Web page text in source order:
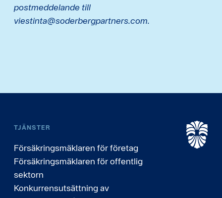
postmeddelande till
viestinta@soderbergpartners.com.
TJÄNSTER
Försäkringsmäklaren för företag
Försäkringsmäklaren för offentlig
sektorn
Konkurrensutsättning av